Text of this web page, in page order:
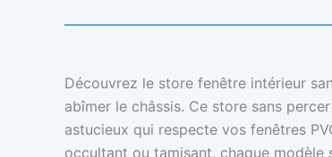
Découvrez le store fenêtre intérieur
abîmer le châssis. Ce store sans
astucieux qui respecte vos fenêtres
occultant ou tamisant, chaque